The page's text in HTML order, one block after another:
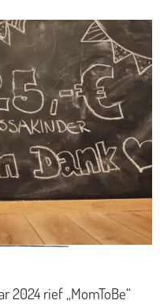
2024 rief „MomToBe“